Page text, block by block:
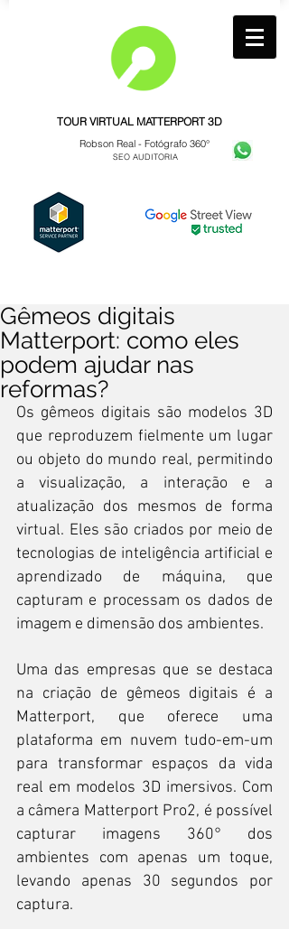
TOUR VIRTUAL MATTERPORT 3D
Robson Real - Fotógrafo 360°
SEO AUDITORIA
Gêmeos digitais
Matterport: como eles
podem ajudar nas
reformas?
Os gêmeos digitais são modelos 3D
que reproduzem fielmente um lugar
ou objeto do mundo real, permitindo
a visualização, a interação e a
atualização dos mesmos de forma
virtual. Eles são criados por meio de
tecnologias de inteligência artificial e
aprendizado de máquina, que
capturam e processam os dados de
imagem e dimensão dos ambientes.
Uma das empresas que se destaca
na criação de gêmeos digitais é a
Matterport, que oferece uma
plataforma em nuvem tudo-em-um
para transformar espaços da vida
real em modelos 3D imersivos. Com
a câmera Matterport Pro2, é possível
capturar imagens 360° dos
ambientes com apenas um toque,
levando apenas 30 segundos por
captura.